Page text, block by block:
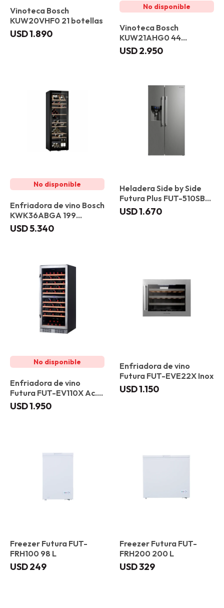
Vinoteca Bosch
KUW20VHF0 21 botellas
USD1.890
Vinoteca Bosch
KUW21AHG0 44
botellas
USD2.950
Enfriadora de vino Bosch
KWK36ABGA 199
botellas
USD5.340
Heladera Side by Side
Futura Plus FUT-510SBS
489 L
USD1.670
Enfriadora de vino
Futura FUT-EV110X Ac.
Inox
USD1.950
Enfriadora de vino
Futura FUT-EVE22X Inox
USD1.150
Freezer Futura FUT-
FRH100 98 L
USD249
Freezer Futura FUT-
FRH200 200 L
USD329